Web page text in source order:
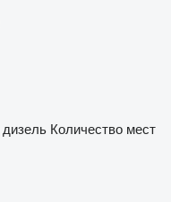
дизель Количество мест